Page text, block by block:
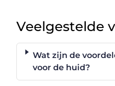
Veelgestelde
Wat zijn de
voor de huid?